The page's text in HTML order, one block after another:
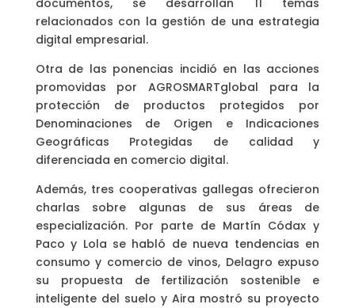
documentos, se desarrollan 11 temas
relacionados con la gestión de una estrategia
digital empresarial.
Otra de las ponencias incidió en las acciones
promovidas por AGROSMARTglobal para la
protección de productos protegidos por
Denominaciones de Origen e Indicaciones
Geográficas Protegidas de calidad y
diferenciada en comercio digital.
Además, tres cooperativas gallegas ofrecieron
charlas sobre algunas de sus áreas de
especialización. Por parte de Martín Códax y
Paco y Lola se habló de nueva tendencias en
consumo y comercio de vinos, Delagro expuso
su propuesta de fertilización sostenible e
inteligente del suelo y Aira mostró su proyecto